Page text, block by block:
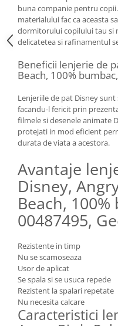
buna companie pentru
materialului fac ca aceasta
dormitorului copilului tau si
delicatetea si rafinamentul
Beneficii lenjerie de
Beach, 100%
Lenjeriile de pat Disney
facandu-l fericit prin
filmele si desenele animate
protejati in mod eficient
durata de viata a acestora.
Avantaje
Disney,
Beach,
00487495,
Rezistente in timp
Nu se scamoseaza
Usor de aplicat
Se spala si se usuca repede
Rezistent la spalari repetate
Nu necesita calcare
Caracteristici